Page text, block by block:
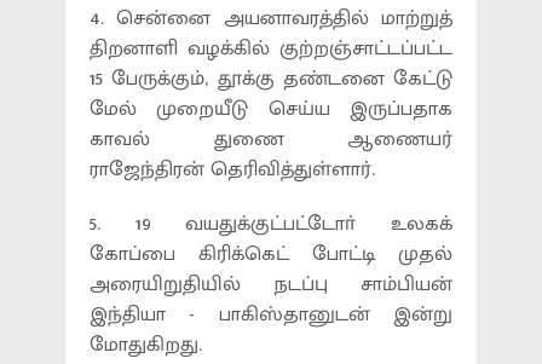
4. சென்னை அயனாவரத்தில் மாற்றுத்
திறனாளி வழக்கில் குற்றஞ்சாட்டப்பட்ட
15 பேருக்கும், தூக்கு தண்டனை கேட்டு
மேல் முறையீடு செய்ய இருப்பதாக
காவல் துணை ஆணையர்
ராஜேந்திரன் தெரிவித்துள்ளார்.
5. 19 வயதுக்குட்பட்டோா் உலகக்
கோப்பை கிரிக்கெட் போட்டி முதல்
அரையிறுதியில் நடப்பு சாம்பியன்
இந்தியா - பாகிஸ்தானுடன் இன்று
மோதுகிறது.